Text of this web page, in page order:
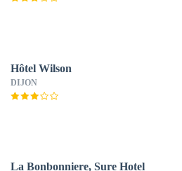
Hôtel Wilson
DIJON
La Bonbonniere, Sure Hotel